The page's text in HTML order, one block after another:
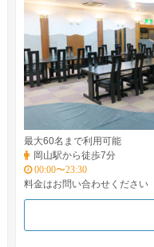
最大60名まで利用可能
岡山駅から徒歩7分
00:00〜23:30
料金はお問い合わせください